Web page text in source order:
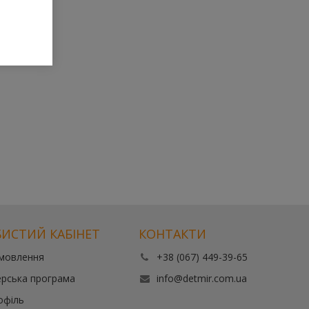
КАБІНЕТ
програма
КОНТАКТИ
+38 (067) 449-39-65
info@detmir.com.ua